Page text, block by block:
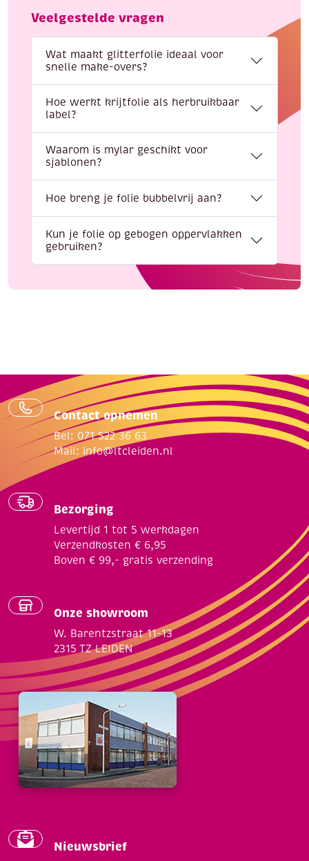
Veelgestelde vragen
Wat maakt glitterfolie ideaal voor
snelle make-overs?
Hoe werkt krijtfolie als herbruikbaar
label?
Waarom is mylar geschikt voor
sjablonen?
Hoe breng je folie bubbelvrij aan?
Kun je folie op gebogen oppervlakken
gebruiken?
Contact opnemen
Bel: 071 522 36 63
Mail: info@ltcleiden.nl
Bezorging
Levertijd 1 tot 5 werkdagen
Verzendkosten € 6,95
Boven € 99,- gratis verzending
Onze showroom
W. Barentzstraat 11-13
2315 TZ LEIDEN
Nieuwsbrief